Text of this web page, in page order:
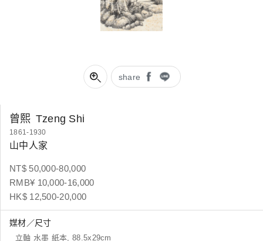
share
曾熙 Tzeng Shi
1861-1930
山中人家
NT$ 50,000-80,000
RMB¥ 10,000-16,000
HK$ 12,500-20,000
媒材／尺寸
立軸 水墨 紙本, 88.5x29cm